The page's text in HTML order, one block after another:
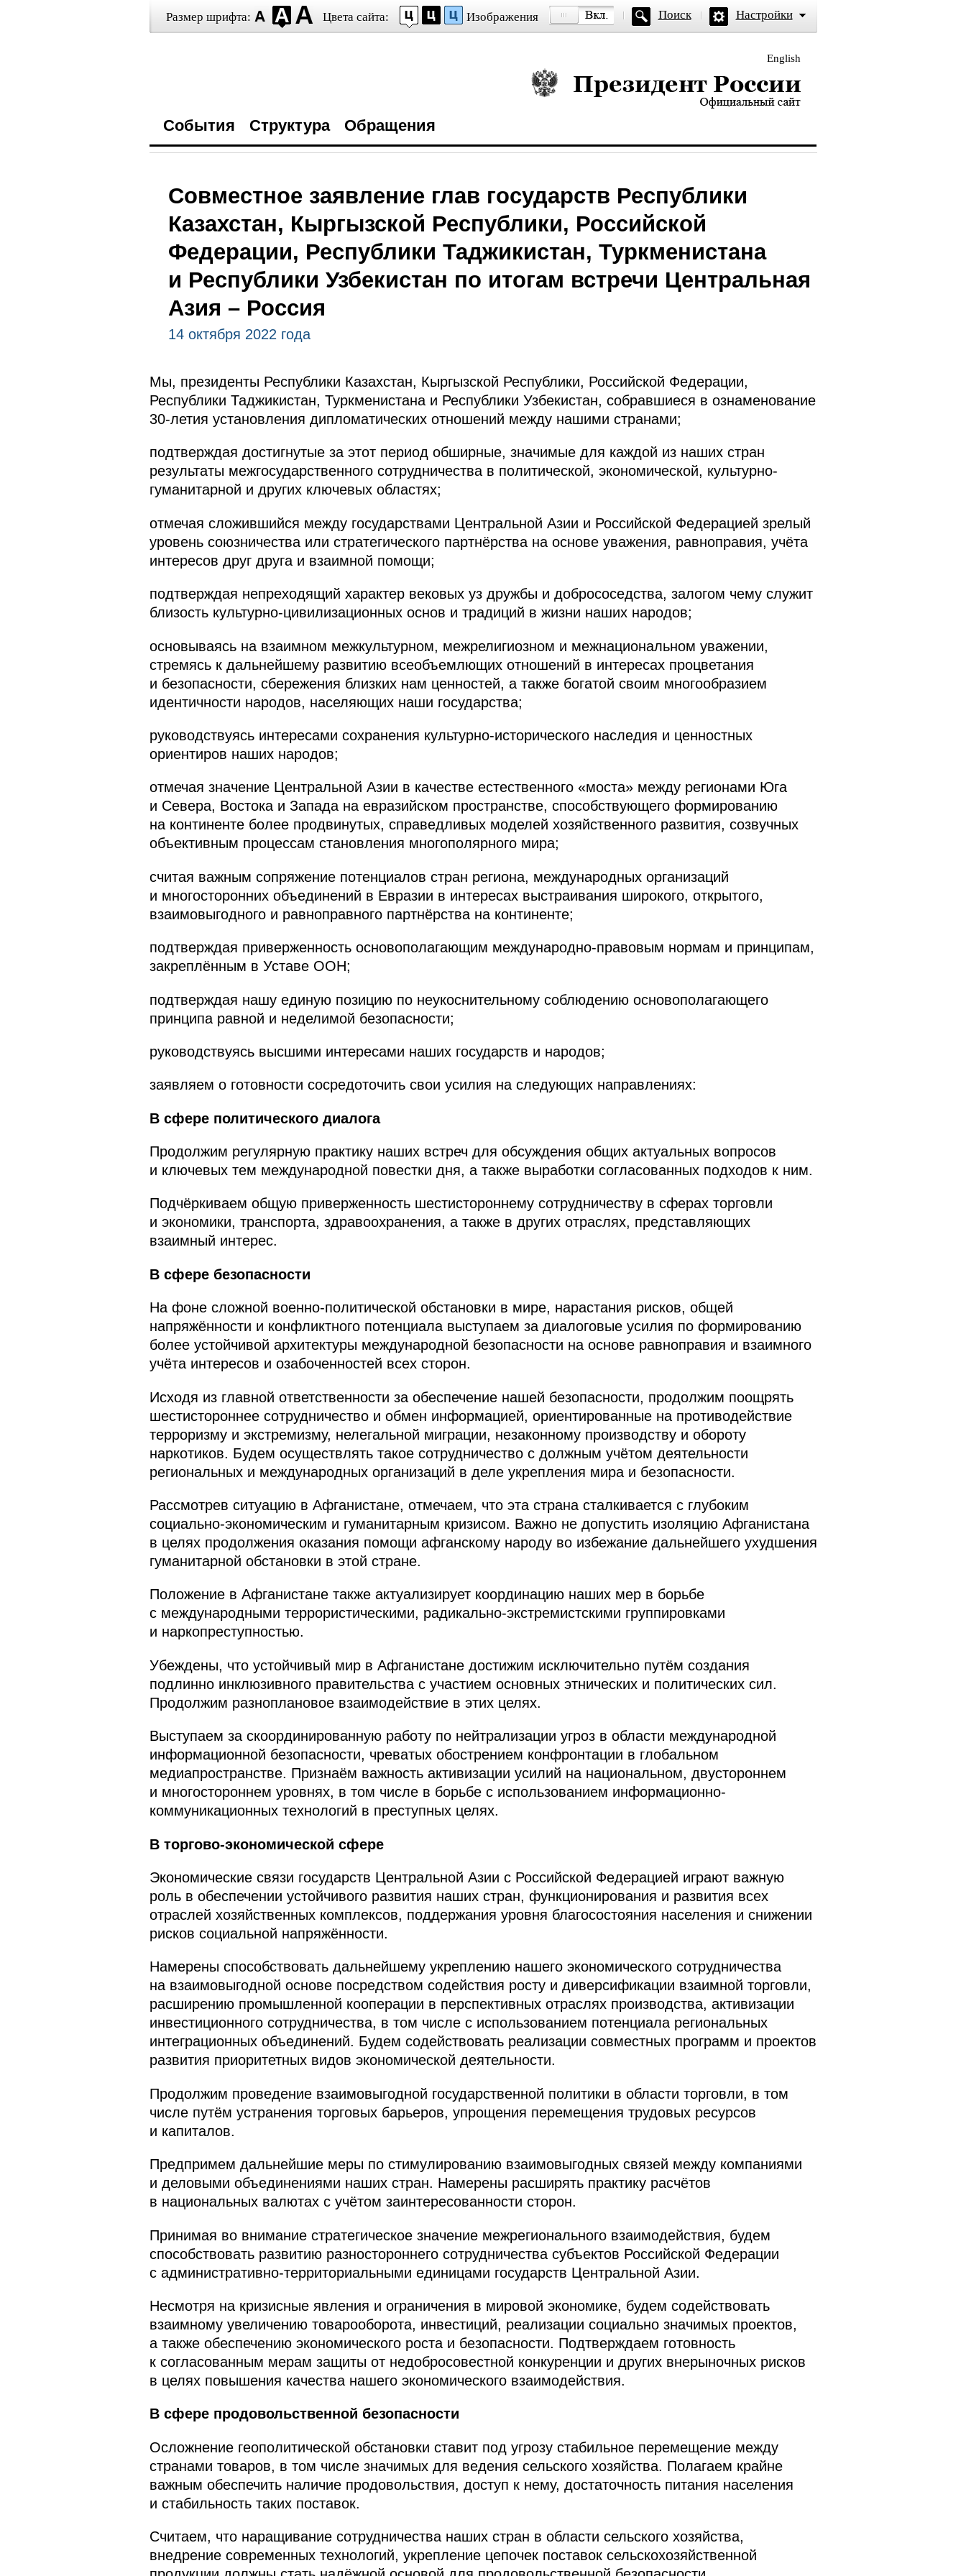
Размер шрифта: Цвета сайта: Изображения Поиск Настройки
English
Президент России — официальный сайт
События Структура Обращения
Совместное заявление глав государств Республики
Казахстан, Кыргызской Республики, Российской
Федерации, Республики Таджикистан, Туркменистана
и Республики Узбекистан по итогам встречи Центральная
Азия – Россия
14 октября 2022 года
Мы, президенты Республики Казахстан, Кыргызской Республики, Российской Федерации,
Республики Таджикистан, Туркменистана и Республики Узбекистан, собравшиеся в ознаменование
30-летия установления дипломатических отношений между нашими странами;
подтверждая достигнутые за этот период обширные, значимые для каждой из наших стран
результаты межгосударственного сотрудничества в политической, экономической, культурно-
гуманитарной и других ключевых областях;
отмечая сложившийся между государствами Центральной Азии и Российской Федерацией зрелый
уровень союзничества или стратегического партнёрства на основе уважения, равноправия, учёта
интересов друг друга и взаимной помощи;
подтверждая непреходящий характер вековых уз дружбы и добрососедства, залогом чему служит
близость культурно-цивилизационных основ и традиций в жизни наших народов;
основываясь на взаимном межкультурном, межрелигиозном и межнациональном уважении,
стремясь к дальнейшему развитию всеобъемлющих отношений в интересах процветания
и безопасности, сбережения близких нам ценностей, а также богатой своим многообразием
идентичности народов, населяющих наши государства;
руководствуясь интересами сохранения культурно-исторического наследия и ценностных
ориентиров наших народов;
отмечая значение Центральной Азии в качестве естественного «моста» между регионами Юга
и Севера, Востока и Запада на евразийском пространстве, способствующего формированию
на континенте более продвинутых, справедливых моделей хозяйственного развития, созвучных
объективным процессам становления многополярного мира;
считая важным сопряжение потенциалов стран региона, международных организаций
и многосторонних объединений в Евразии в интересах выстраивания широкого, открытого,
взаимовыгодного и равноправного партнёрства на континенте;
подтверждая приверженность основополагающим международно-правовым нормам и принципам,
закреплённым в Уставе ООН;
подтверждая нашу единую позицию по неукоснительному соблюдению основополагающего
принципа равной и неделимой безопасности;
руководствуясь высшими интересами наших государств и народов;
заявляем о готовности сосредоточить свои усилия на следующих направлениях:
В сфере политического диалога
Продолжим регулярную практику наших встреч для обсуждения общих актуальных вопросов
и ключевых тем международной повестки дня, а также выработки согласованных подходов к ним.
Подчёркиваем общую приверженность шестистороннему сотрудничеству в сферах торговли
и экономики, транспорта, здравоохранения, а также в других отраслях, представляющих
взаимный интерес.
В сфере безопасности
На фоне сложной военно-политической обстановки в мире, нарастания рисков, общей
напряжённости и конфликтного потенциала выступаем за диалоговые усилия по формированию
более устойчивой архитектуры международной безопасности на основе равноправия и взаимного
учёта интересов и озабоченностей всех сторон.
Исходя из главной ответственности за обеспечение нашей безопасности, продолжим поощрять
шестистороннее сотрудничество и обмен информацией, ориентированные на противодействие
терроризму и экстремизму, нелегальной миграции, незаконному производству и обороту
наркотиков. Будем осуществлять такое сотрудничество с должным учётом деятельности
региональных и международных организаций в деле укрепления мира и безопасности.
Рассмотрев ситуацию в Афганистане, отмечаем, что эта страна сталкивается с глубоким
социально-экономическим и гуманитарным кризисом. Важно не допустить изоляцию Афганистана
в целях продолжения оказания помощи афганскому народу во избежание дальнейшего ухудшения
гуманитарной обстановки в этой стране.
Положение в Афганистане также актуализирует координацию наших мер в борьбе
с международными террористическими, радикально-экстремистскими группировками
и наркопреступностью.
Убеждены, что устойчивый мир в Афганистане достижим исключительно путём создания
подлинно инклюзивного правительства с участием основных этнических и политических сил.
Продолжим разноплановое взаимодействие в этих целях.
Выступаем за скоординированную работу по нейтрализации угроз в области международной
информационной безопасности, чреватых обострением конфронтации в глобальном
медиапространстве. Признаём важность активизации усилий на национальном, двустороннем
и многостороннем уровнях, в том числе в борьбе с использованием информационно-
коммуникационных технологий в преступных целях.
В торгово-экономической сфере
Экономические связи государств Центральной Азии с Российской Федерацией играют важную
роль в обеспечении устойчивого развития наших стран, функционирования и развития всех
отраслей хозяйственных комплексов, поддержания уровня благосостояния населения и снижении
рисков социальной напряжённости.
Намерены способствовать дальнейшему укреплению нашего экономического сотрудничества
на взаимовыгодной основе посредством содействия росту и диверсификации взаимной торговли,
расширению промышленной кооперации в перспективных отраслях производства, активизации
инвестиционного сотрудничества, в том числе с использованием потенциала региональных
интеграционных объединений. Будем содействовать реализации совместных программ и проектов
развития приоритетных видов экономической деятельности.
Продолжим проведение взаимовыгодной государственной политики в области торговли, в том
числе путём устранения торговых барьеров, упрощения перемещения трудовых ресурсов
и капиталов.
Предпримем дальнейшие меры по стимулированию взаимовыгодных связей между компаниями
и деловыми объединениями наших стран. Намерены расширять практику расчётов
в национальных валютах с учётом заинтересованности сторон.
Принимая во внимание стратегическое значение межрегионального взаимодействия, будем
способствовать развитию разностороннего сотрудничества субъектов Российской Федерации
с административно-территориальными единицами государств Центральной Азии.
Несмотря на кризисные явления и ограничения в мировой экономике, будем содействовать
взаимному увеличению товарооборота, инвестиций, реализации социально значимых проектов,
а также обеспечению экономического роста и безопасности. Подтверждаем готовность
к согласованным мерам защиты от недобросовестной конкуренции и других внерыночных рисков
в целях повышения качества нашего экономического взаимодействия.
В сфере продовольственной безопасности
Осложнение геополитической обстановки ставит под угрозу стабильное перемещение между
странами товаров, в том числе значимых для ведения сельского хозяйства. Полагаем крайне
важным обеспечить наличие продовольствия, доступ к нему, достаточность питания населения
и стабильность таких поставок.
Считаем, что наращивание сотрудничества наших стран в области сельского хозяйства,
внедрение современных технологий, укрепление цепочек поставок сельскохозяйственной